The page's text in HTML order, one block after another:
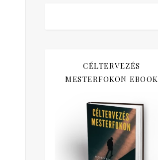
CÉLTERVEZÉS
MESTERFOKON EBOOK